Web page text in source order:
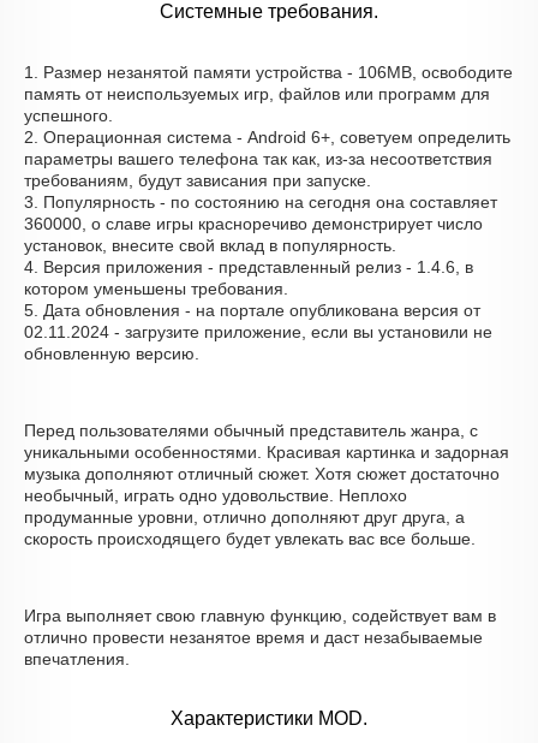
Системные требования.
1. Размер незанятой памяти устройства - 106MB, освободите
память от неиспользуемых игр, файлов или программ для
успешного.
2. Операционная система - Android 6+, советуем определить
параметры вашего телефона так как, из-за несоответствия
требованиям, будут зависания при запуске.
3. Популярность - по состоянию на сегодня она составляет
360000, о cлаве игры красноречиво демонстрирует число
установок, внесите свой вклад в популярность.
4. Версия приложения - представленный релиз - 1.4.6, в
котором уменьшены требования.
5. Дата обновления - на портале опубликована версия от
02.11.2024 - загрузите приложение, если вы установили не
обновленную версию.
Перед пользователями обычный представитель жанра, с
уникальными особенностями. Красивая картинка и задорная
музыка дополняют отличный сюжет. Хотя сюжет достаточно
необычный, играть одно удовольствие. Неплохо
продуманные уровни, отлично дополняют друг друга, а
скорость происходящего будет увлекать вас все больше.
Игра выполняет свою главную функцию, содействует вам в
отлично провести незанятое время и даст незабываемые
впечатления.
Характеристики MOD.